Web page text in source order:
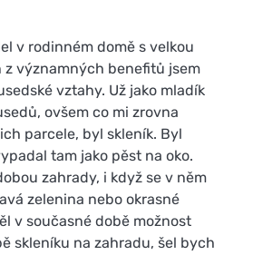
v rodinném domě s velkou
z významných benefitů jsem
vztahy. Už jako mladík
ovšem co mi zrovna
parcele, byl skleník. Byl
tam jako pěst na oko.
zahrady, i když se v něm
zelenina nebo okrasné
v současné době možnost
skleníku na zahradu, šel bych